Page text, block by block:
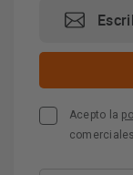
Acepto la
comerciales